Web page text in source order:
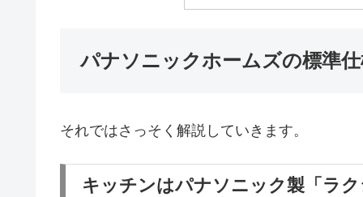
パナソニックホームズの標準
それではさっそく解説していきます。
キッチンはパナソニック製「ラ